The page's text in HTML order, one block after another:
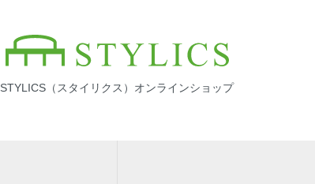
STYLICS（スタイリクス）オンラインショップ